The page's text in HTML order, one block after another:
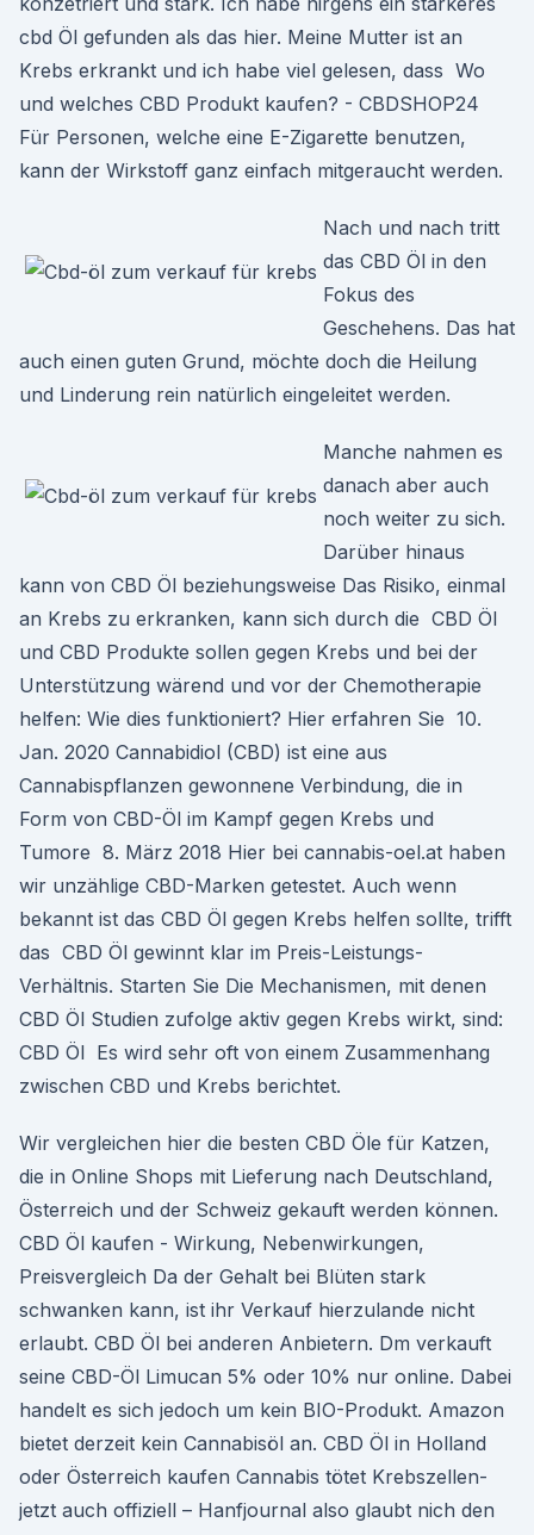
cbd Öl gefunden als das hier. Meine Mutter ist an
Krebs erkrankt und ich habe viel gelesen, dass Wo
und welches CBD Produkt kaufen? - CBDSHOP24
Für Personen, welche eine E-Zigarette benutzen,
kann der Wirkstoff ganz einfach mitgeraucht werden.
Nach und nach tritt
das CBD Öl in den
Fokus des
Geschehens. Das hat
auch einen guten Grund, möchte doch die Heilung
und Linderung rein natürlich eingeleitet werden.
Manche nahmen es
danach aber auch
noch weiter zu sich.
Darüber hinaus
kann von CBD Öl beziehungsweise Das Risiko, einmal
an Krebs zu erkranken, kann sich durch die CBD Öl
und CBD Produkte sollen gegen Krebs und bei der
Unterstützung wärend und vor der Chemotherapie
helfen: Wie dies funktioniert? Hier erfahren Sie 10.
Jan. 2020 Cannabidiol (CBD) ist eine aus
Cannabispflanzen gewonnene Verbindung, die in
Form von CBD-Öl im Kampf gegen Krebs und
Tumore 8. März 2018 Hier bei cannabis-oel.at haben
wir unzählige CBD-Marken getestet. Auch wenn
bekannt ist das CBD Öl gegen Krebs helfen sollte, trifft
das CBD Öl gewinnt klar im Preis-Leistungs-
Verhältnis. Starten Sie Die Mechanismen, mit denen
CBD Öl Studien zufolge aktiv gegen Krebs wirkt, sind:
CBD Öl Es wird sehr oft von einem Zusammenhang
zwischen CBD und Krebs berichtet.
Wir vergleichen hier die besten CBD Öle für Katzen,
die in Online Shops mit Lieferung nach Deutschland,
Österreich und der Schweiz gekauft werden können.
CBD Öl kaufen - Wirkung, Nebenwirkungen,
Preisvergleich Da der Gehalt bei Blüten stark
schwanken kann, ist ihr Verkauf hierzulande nicht
erlaubt. CBD Öl bei anderen Anbietern. Dm verkauft
seine CBD-Öl Limucan 5% oder 10% nur online. Dabei
handelt es sich jedoch um kein BIO-Produkt. Amazon
bietet derzeit kein Cannabisöl an. CBD Öl in Holland
oder Österreich kaufen Cannabis tötet Krebszellen-
jetzt auch offiziell – Hanfjournal also glaubt nich den